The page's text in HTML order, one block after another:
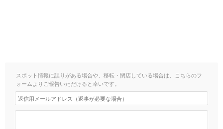
スポット情報に誤りがある場合や、移転・閉店している場合は、こちらのフ
ォームよりご報告いただけると幸いです。